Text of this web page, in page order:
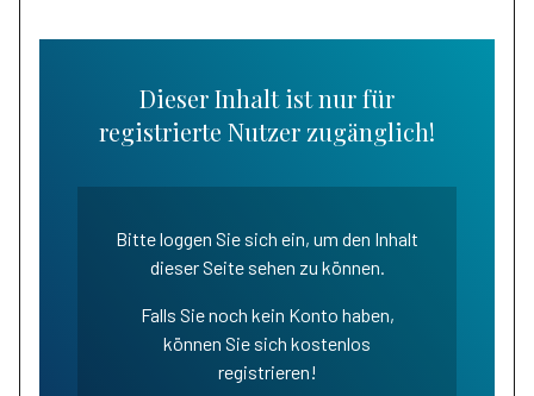
Dieser Inhalt ist nur für
registrierte Nutzer zugänglich!
Bitte loggen Sie sich ein, um den Inhalt
dieser Seite sehen zu können.
Falls Sie noch kein Konto haben,
können Sie sich kostenlos
registrieren!